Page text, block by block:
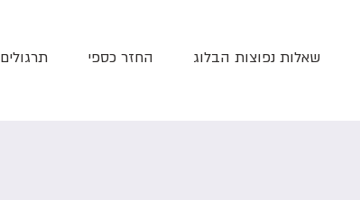
שאלות נפוצות הבלוג החזר כספי תרגולים